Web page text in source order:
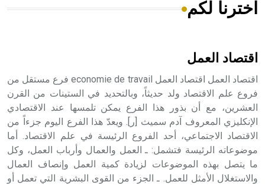
هل تعلم أن الأبسيد كلمة فرنسية اللفظ تم اعتمادها مصطلحاً
- هل تعلم أن أبجر Abgar اسم معروف جيداً يعود إلى عدد من
الملوك الذين حكموا مدينة إديسا (الرها) من أبجر الأول وحتى
التاسع، وهم ينتسبون إلى أسرة أوسروين
اخترنا لكم
اقتصاد العمل
اقتصاد العمل اقتصاد العمل economie de travail فرع مستقل من
فروع علم الاقتصاد ولد حديثاً، وبالتحديد في الستينات من القرن
العشرين، مع أن بذور هذا الفرع يمكن تلمسها عند الاقتصادي
الإنكليزي المعروف آدم سميث [ر]. ويعدّ هذا الفرع اليوم جزءاً من
الاقتصاد الاجتماعي، أحد الفروع الرئيسة في علم الاقتصاد. أما
موضوعاته الرئيسة فتشمل: ـ العمل والعمال وأرباب العمل، وكل
ما يتصل بهذه الموضوعات لزيادة كمية العمل وإنصاف العمال
والاستغلال الأمثل للعمل. ـ الجزء من القوى البشرية التي تعمل أو